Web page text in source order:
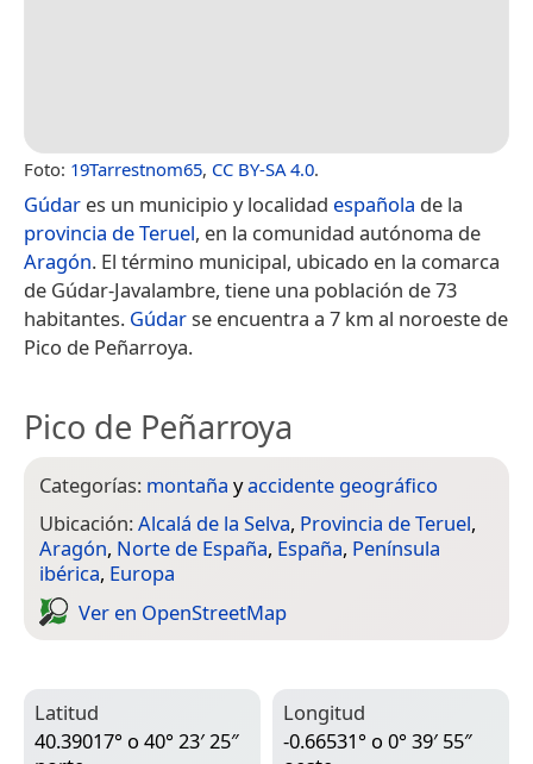
Foto: 19Tarrestnom65, CC BY-SA 4.0.
Gúdar es un municipio y localidad española de la
provincia de Teruel, en la comunidad autónoma de
Aragón. El término municipal, ubicado en la comarca
de Gúdar-Javalambre, tiene una población de 73
habitantes. Gúdarse encuentra a 7 km al noroeste de
Pico de Peñarroya.
Pico de Peñarroya
Categorías: montaña yaccidente geográfico
Ubicación:Alcalá de la Selva, Provincia de Teruel,
Aragón, Norte de España, España, Península
ibérica, Europa
Ver en Open­Street­Map
Latitud
40.39017° o 40° 23′ 25″
Longitud
-0.66531° o 0° 39′ 55″